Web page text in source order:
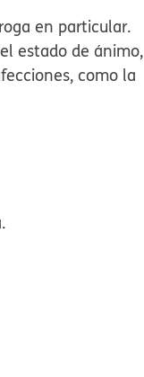
en particular.
estado de ánimo,
como la